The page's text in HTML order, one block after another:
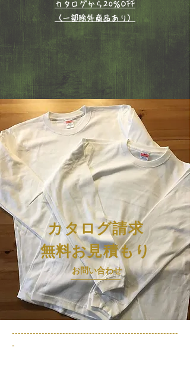
カタログから20％OFF
​（一部除外商品あり）
カタログ請求
無料お見積もり
お問い合わせ
​--------------------------------------------------------
-